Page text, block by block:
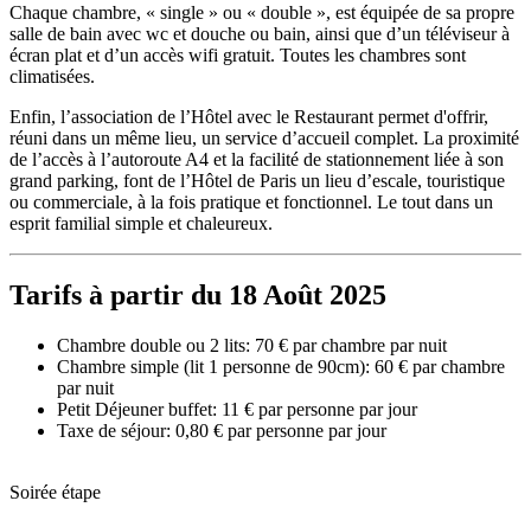
Chaque chambre, « single » ou « double », est équipée de sa propre
salle de bain avec wc et douche ou bain, ainsi que d’un téléviseur à
écran plat et d’un accès wifi gratuit. Toutes les chambres sont
climatisées.
Enfin, l’association de l’Hôtel avec le Restaurant permet d'offrir,
réuni dans un même lieu, un service d’accueil complet. La proximité
de l’accès à l’autoroute A4 et la facilité de stationnement liée à son
grand parking, font de l’Hôtel de Paris un lieu d’escale, touristique
ou commerciale, à la fois pratique et fonctionnel. Le tout dans un
esprit familial simple et chaleureux.
Tarifs à partir du 18 Août 2025
Chambre double ou 2 lits: 70 € par chambre par nuit
Chambre simple (lit 1 personne de 90cm): 60 € par chambre
par nuit
Petit Déjeuner buffet: 11 € par personne par jour
Taxe de séjour: 0,80 € par personne par jour
Soirée étape